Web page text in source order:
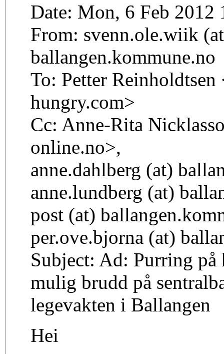
Date: Mon, 6 Feb 2012
From: svenn.ole.wiik
ballangen.kommune.no
To: Petter Reinholdtsen
hungry.com>
Cc: Anne-Rita
online.no>,
anne.dahlberg (at)
anne.lundberg (at)
post (at)
per.ove.bjorna (at)
Subject: Ad: Purring på
mulig brudd på
legevakten i Ballangen
Hei